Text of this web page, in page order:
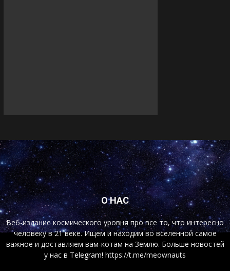
О НАС
Веб-издание космического уровня про все то, что интересно
человеку в 21 веке. Ищем и находим во вселенной самое
важное и доставляем вам-котам на Землю. Больше новостей
у нас в Telegram! https://t.me/meownauts